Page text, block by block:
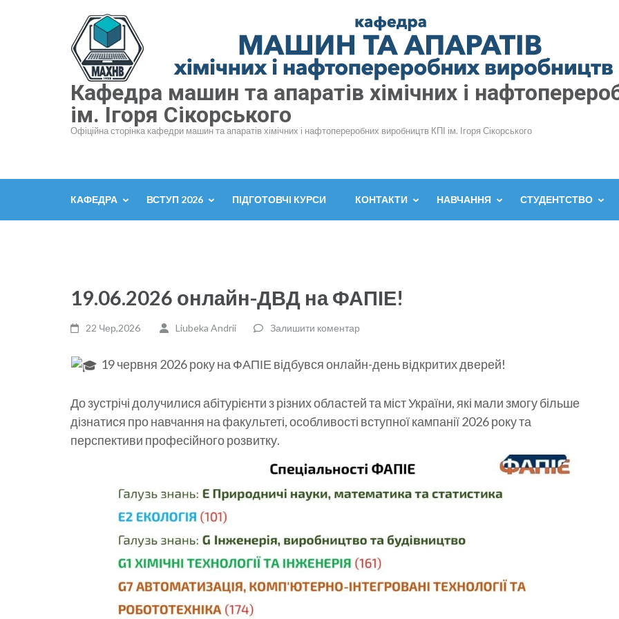
Кафедра машин та апаратів хімічних і
ім. Ігоря Сікорського
Офіційна сторінка кафедри машин та апаратів хімічних і нафтопереробних виробництв КПІ ім. Ігоря Сікорського
КАФЕДРА ВСТУП 2026 ПІДГОТОВЧІ КУРСИ КОНТАКТИ НАВЧАННЯ СТУДЕНТСТВО
19.06.2026 онлайн-ДВД на ФАПІЕ!
22 Чер,2026 Liubeka Andrii Залишити коментар
19 червня 2026 року на ФАПІЕ відбувся онлайн-день відкритих дверей!
До зустрічі долучилися абітурієнти з різних областей та міст України, які мали змогу більше
дізнатися про навчання на факультеті, особливості вступної кампанії 2026 року та
перспективи професійного розвитку.